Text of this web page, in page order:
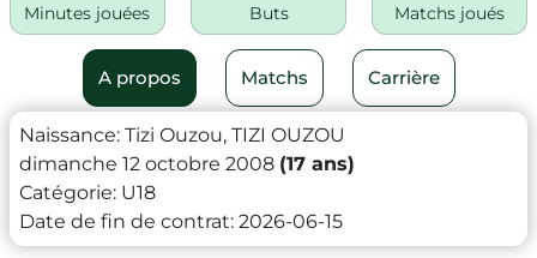
Minutes jouées Buts Matchs joués
A propos Matchs Carrière
Naissance: Tizi Ouzou, TIZI OUZOU
dimanche 12 octobre 2008 (17 ans)
Catégorie: U18
Date de fin de contrat: 2026-06-15